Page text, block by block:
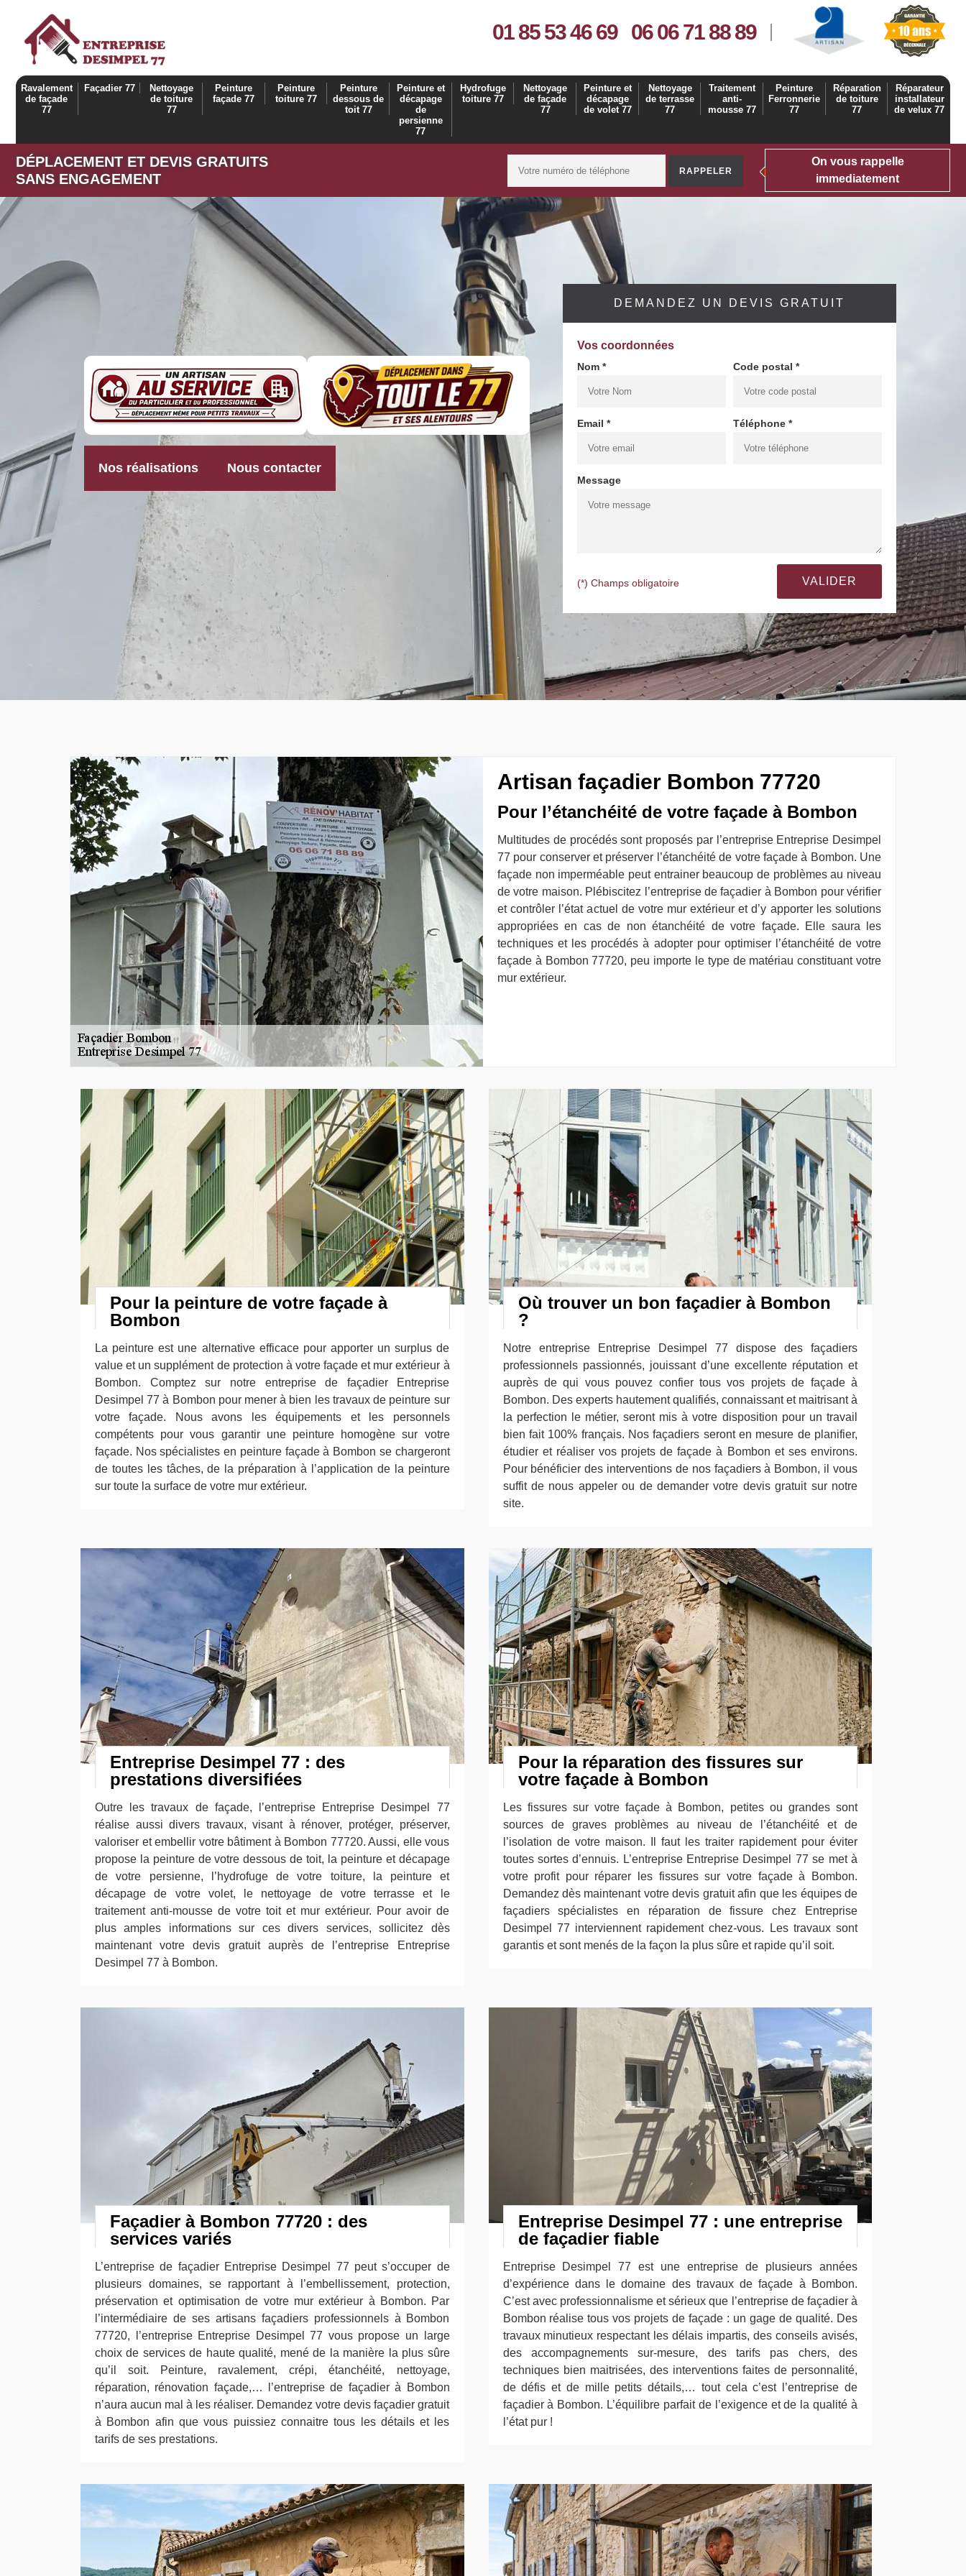
01 85 53 46 69 06 06 71 88 89
Ravalement
de façade
77
Façadier 77
Nettoyage
de toiture
77
Peinture
façade 77
Peinture
toiture 77
Peinture
dessous de
toit 77
Peinture et
décapage
de
persienne
77
Hydrofuge
toiture 77
Nettoyage
de façade
77
Peinture et
décapage
de volet 77
Nettoyage
de terrasse
77
Traitement
anti-
mousse 77
Peinture
Ferronnerie
77
Réparation
de toiture
77
Réparateur
installateur
de velux 77
DÉPLACEMENT ET DEVIS GRATUITS
SANS ENGAGEMENT
On vous rappelle
immediatement
Nos réalisations Nous contacter
DEMANDEZ UN DEVIS GRATUIT
Vos coordonnées
Nom * Code postal *
Email * Téléphone *
Message
(*) Champs obligatoire
Artisan façadier Bombon 77720
Pour l’étanchéité de votre façade à Bombon
Multitudes de procédés sont proposés par l’entreprise Entreprise Desimpel
77 pour conserver et préserver l’étanchéité de votre façade à Bombon. Une
façade non imperméable peut entrainer beaucoup de problèmes au niveau
de votre maison. Plébiscitez l’entreprise de façadier à Bombon pour vérifier
et contrôler l’état actuel de votre mur extérieur et d’y apporter les solutions
appropriées en cas de non étanchéité de votre façade. Elle saura les
techniques et les procédés à adopter pour optimiser l’étanchéité de votre
façade à Bombon 77720, peu importe le type de matériau constituant votre
mur extérieur.
Pour la peinture de votre façade à
Bombon
La peinture est une alternative efficace pour apporter un surplus de
value et un supplément de protection à votre façade et mur extérieur à
Bombon. Comptez sur notre entreprise de façadier Entreprise
Desimpel 77 à Bombon pour mener à bien les travaux de peinture sur
votre façade. Nous avons les équipements et les personnels
compétents pour vous garantir une peinture homogène sur votre
façade. Nos spécialistes en peinture façade à Bombon se chargeront
de toutes les tâches, de la préparation à l’application de la peinture
sur toute la surface de votre mur extérieur.
Où trouver un bon façadier à Bombon
?
Notre entreprise Entreprise Desimpel 77 dispose des façadiers
professionnels passionnés, jouissant d’une excellente réputation et
auprès de qui vous pouvez confier tous vos projets de façade à
Bombon. Des experts hautement qualifiés, connaissant et maitrisant à
la perfection le métier, seront mis à votre disposition pour un travail
bien fait 100% français. Nos façadiers seront en mesure de planifier,
étudier et réaliser vos projets de façade à Bombon et ses environs.
Pour bénéficier des interventions de nos façadiers à Bombon, il vous
suffit de nous appeler ou de demander votre devis gratuit sur notre
site.
Entreprise Desimpel 77 : des
prestations diversifiées
Outre les travaux de façade, l’entreprise Entreprise Desimpel 77
réalise aussi divers travaux, visant à rénover, protéger, préserver,
valoriser et embellir votre bâtiment à Bombon 77720. Aussi, elle vous
propose la peinture de votre dessous de toit, la peinture et décapage
de votre persienne, l’hydrofuge de votre toiture, la peinture et
décapage de votre volet, le nettoyage de votre terrasse et le
traitement anti-mousse de votre toit et mur extérieur. Pour avoir de
plus amples informations sur ces divers services, sollicitez dès
maintenant votre devis gratuit auprès de l’entreprise Entreprise
Desimpel 77 à Bombon.
Pour la réparation des fissures sur
votre façade à Bombon
Les fissures sur votre façade à Bombon, petites ou grandes sont
sources de graves problèmes au niveau de l’étanchéité et de
l’isolation de votre maison. Il faut les traiter rapidement pour éviter
toutes sortes d’ennuis. L’entreprise Entreprise Desimpel 77 se met à
votre profit pour réparer les fissures sur votre façade à Bombon.
Demandez dès maintenant votre devis gratuit afin que les équipes de
façadiers spécialistes en réparation de fissure chez Entreprise
Desimpel 77 interviennent rapidement chez-vous. Les travaux sont
garantis et sont menés de la façon la plus sûre et rapide qu’il soit.
Façadier à Bombon 77720 : des
services variés
L’entreprise de façadier Entreprise Desimpel 77 peut s’occuper de
plusieurs domaines, se rapportant à l’embellissement, protection,
préservation et optimisation de votre mur extérieur à Bombon. Par
l’intermédiaire de ses artisans façadiers professionnels à Bombon
77720, l’entreprise Entreprise Desimpel 77 vous propose un large
choix de services de haute qualité, mené de la manière la plus sûre
qu’il soit. Peinture, ravalement, crépi, étanchéité, nettoyage,
réparation, rénovation façade,… l’entreprise de façadier à Bombon
n’aura aucun mal à les réaliser. Demandez votre devis façadier gratuit
à Bombon afin que vous puissiez connaitre tous les détails et les
tarifs de ses prestations.
Entreprise Desimpel 77 : une entreprise
de façadier fiable
Entreprise Desimpel 77 est une entreprise de plusieurs années
d’expérience dans le domaine des travaux de façade à Bombon.
C’est avec professionnalisme et sérieux que l’entreprise de façadier à
Bombon réalise tous vos projets de façade : un gage de qualité. Des
travaux minutieux respectant les délais impartis, des conseils avisés,
des accompagnements sur-mesure, des tarifs pas chers, des
techniques bien maitrisées, des interventions faites de personnalité,
de défis et de mille petits détails,… tout cela c’est l’entreprise de
façadier à Bombon. L’équilibre parfait de l’exigence et de la qualité à
l’état pur !